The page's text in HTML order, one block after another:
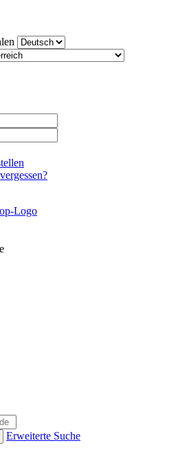
Erweiterte Suche